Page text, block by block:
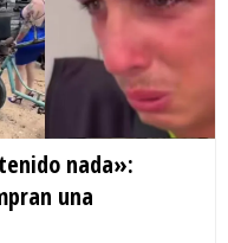
nada»:
una